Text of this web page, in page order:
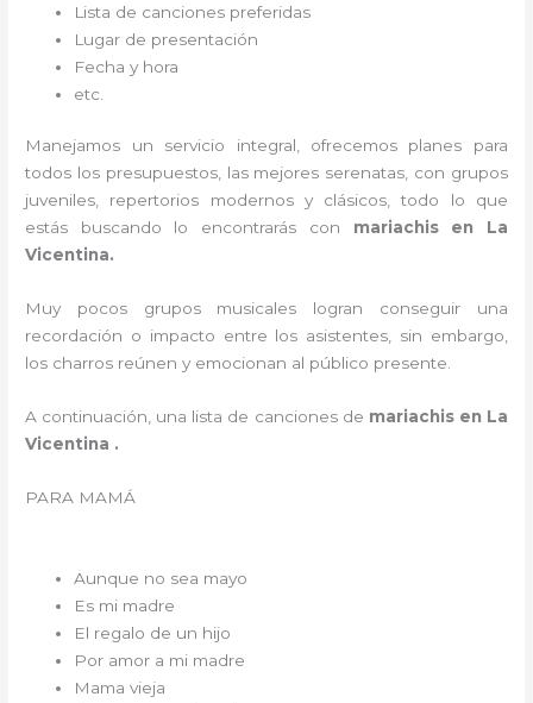
Lista de canciones preferidas
Lugar de presentación
Fecha y hora
etc.
Manejamos un servicio integral, ofrecemos planes para
todos los presupuestos, las mejores serenatas, con grupos
juveniles, repertorios modernos y clásicos, todo lo que
estás buscando lo encontrarás con mariachis en La
Vicentina.
Muy pocos grupos musicales logran conseguir una
recordación o impacto entre los asistentes, sin embargo,
los charros reúnen y emocionan al público presente.
A continuación, una lista de canciones de mariachis en La
Vicentina .
PARA MAMÁ
Aunque no sea mayo
Es mi madre
El regalo de un hijo
Por amor a mi madre
Mama vieja